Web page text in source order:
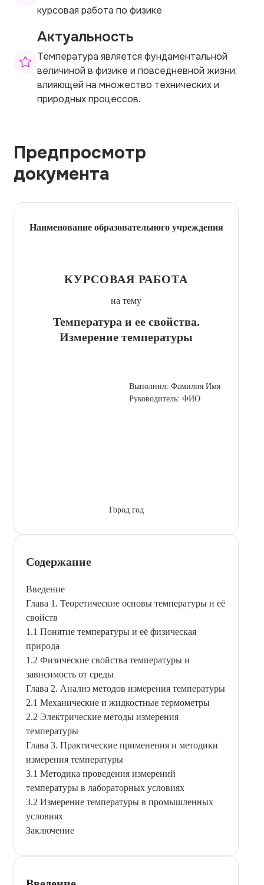
курсовая работа по физике
Актуальность
Температура является фундаментальной
величиной в физике и повседневной жизни,
влияющей на множество технических и
природных процессов.
Предпросмотр
документа
Наименование образовательного учреждения
КУРСОВАЯ РАБОТА
на тему
Температура и ее свойства.
Измерение температуры
Выполнил: Фамилия Имя
Руководитель: ФИО
Город год
Содержание
Введение
Глава 1. Теоретические основы температуры и её
свойств
1.1 Понятие температуры и её физическая
природа
1.2 Физические свойства температуры и
зависимость от среды
Глава 2. Анализ методов измерения температуры
2.1 Механические и жидкостные термометры
2.2 Электрические методы измерения
температуры
Глава 3. Практические применения и методики
измерения температуры
3.1 Методика проведения измерений
температуры в лабораторных условиях
3.2 Измерение температуры в промышленных
условиях
Заключение